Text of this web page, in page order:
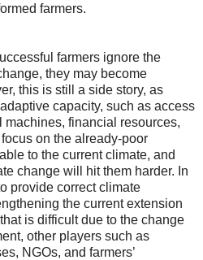
farmers.
farmers ignore the
they may become
this is still a side story, as
capacity, such as access
machines, financial resources,
on the already-poor
to the current climate, and
change will hit them harder. In
provide correct climate
the current extension
is difficult due to the change
other players such as
NGOs, and farmers’